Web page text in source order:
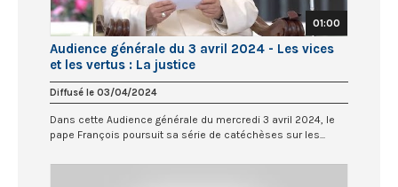
01:00
Audience générale du 3 avril 2024 - Les vices
et les vertus : La justice
Diffusé le 03/04/2024
Dans cette Audience générale du mercredi 3 avril 2024, le
pape François poursuit sa série de catéchèses sur les...